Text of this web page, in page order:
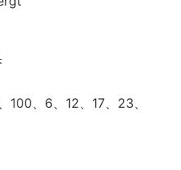
、6、12、17、23、